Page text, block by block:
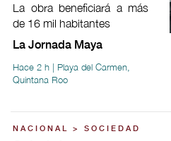
La obra beneficiará a más
de 16 mil habitantes
La Jornada Maya
Hace 2 h | Playa del Carmen,
Quintana Roo
NACIONAL > SOCIEDAD